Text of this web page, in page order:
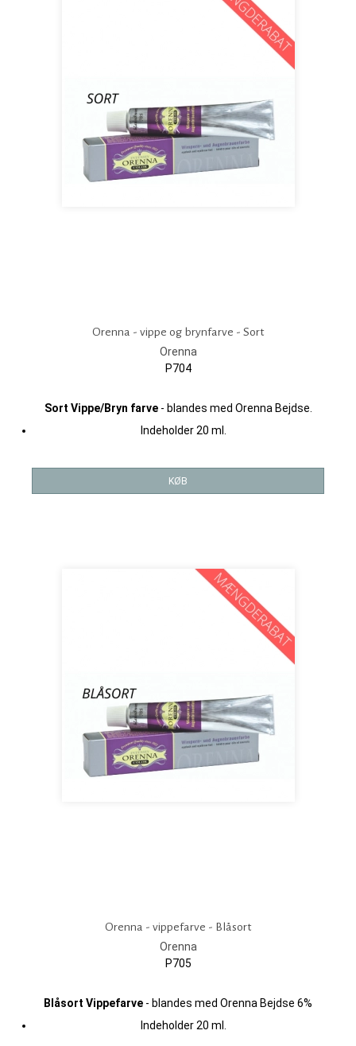
Orenna - vippe og brynfarve - Sort
Orenna
P704
Sort Vippe/Bryn farve- blandes med Orenna Bejdse.
Indeholder 20 ml.
KØB
Orenna - vippefarve - Blåsort
Orenna
P705
Blåsort Vippefarve - blandes med Orenna Bejdse 6%
Indeholder 20 ml.